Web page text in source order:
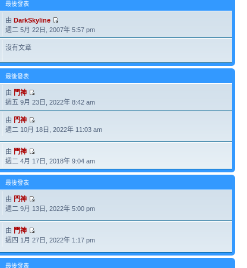
最後發表
由DarkSkyline
週二 5月 22日, 2007年 5:57 pm
沒有文章
最後發表
由 門神
週五 9月 23日, 2022年 8:42 am
由 門神
週二 10月 18日, 2022年 11:03 am
由 門神
週二 4月 17日, 2018年 9:04 am
最後發表
由 門神
週二 9月 13日, 2022年 5:00 pm
由 門神
週四 1月 27日, 2022年 1:17 pm
最後發表